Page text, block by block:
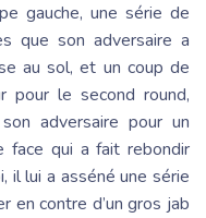
gauche, une série de
que son adversaire a
au sol, et un coup de
le second round,
adversaire pour un
face qui a fait rebondir
il lui a asséné une série
en contre d’un gros jab